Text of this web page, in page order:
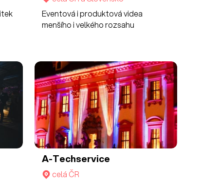
Eventová i produktová videa
menšího i velkého rozsahu
A-Techservice
celá ČR